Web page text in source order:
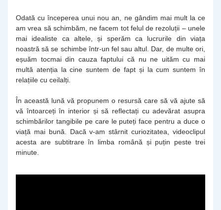
Odată cu începerea unui nou an, ne gândim mai mult la ce
am vrea să schimbăm, ne facem tot felul de rezoluții – unele
mai idealiste ca altele, și sperăm ca lucrurile din viața
noastră să se schimbe într-un fel sau altul. Dar, de multe ori,
eșuăm tocmai din cauza faptului că nu ne uităm cu mai
multă atenția la cine suntem de fapt și la cum suntem în
relațiile cu ceilalți.
În această lună vă propunem o resursă care să vă ajute să
vă întoarceți în interior și să reflectați cu adevărat asupra
schimbărilor tangibile pe care le puteți face pentru a duce o
viață mai bună. Dacă v-am stârnit curiozitatea, videoclipul
acesta are subtitrare în limba română și puțin peste trei
minute.